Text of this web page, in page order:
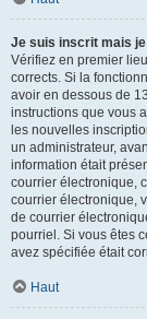
Je suis inscrit mais
Vérifiez en premier
corrects. Si la
avoir en dessous de
instructions que vous
les nouvelles
un administrateur,
information était
courrier électronique,
courrier électronique,
de courrier
pourriel. Si vous êtes
avez spécifiée était
Haut